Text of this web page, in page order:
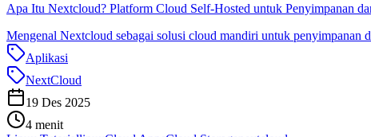
Apa Itu Nextcloud? Platform Cloud Self-Hosted untuk Penyimpanan
Mengenal Nextcloud sebagai solusi cloud mandiri untuk penyimpanan
Aplikasi
NextCloud
19 Des 2025
4 menit